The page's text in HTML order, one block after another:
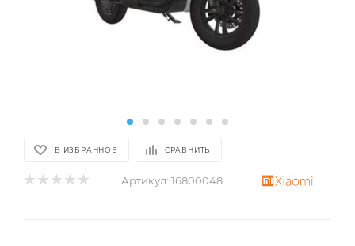
В ИЗБРАННОЕ СРАВНИТЬ
Артикул: 16800048